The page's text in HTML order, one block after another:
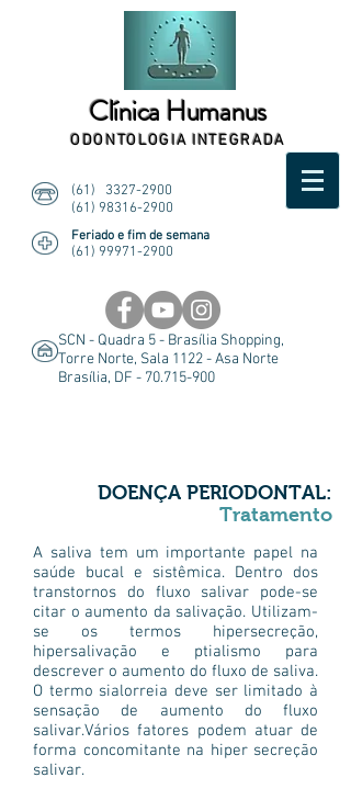
Clínica Humanus
ODONTOLOGIA INTEGRADA
SCN - Quadra 5 - Brasília Shopping,
Torre Norte, Sala 1122 - Asa Norte
Brasília, DF - 70.715-900
(61) 3327-2900
(61) 98316-2900
Feriado e fim de semana
(61) 99971-2900
A saliva tem um importante papel na
saúde bucal e sistêmica. Dentro dos
transtornos do fluxo salivar pode-se
citar o aumento da salivação. Utilizam-
se os termos hipersecreção,
hipersalivação e ptialismo para
descrever o aumento do fluxo de saliva.
O termo sialorreia deve ser limitado à
sensação de aumento do fluxo
salivar.Vários fatores podem atuar de
forma concomitante na hiper secreção
salivar.
DOENÇA PERIODONTAL:
Tratamento